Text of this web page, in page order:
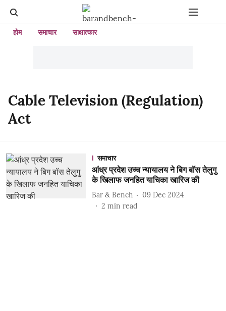
होम समाचार साक्षात्कार
Cable Television (Regulation)
Act
समाचार
आंध्र प्रदेश उच्च न्यायालय ने बिग बॉस तेलुगु
के खिलाफ जनहित याचिका खारिज की
Bar & Bench
09 Dec 2024
2 min read